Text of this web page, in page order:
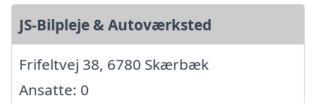
JS-Bilpleje & Autoværksted
Frifeltvej 38, 6780 Skærbæk
Ansatte: 0